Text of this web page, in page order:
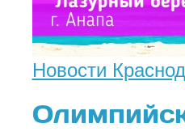
Новости